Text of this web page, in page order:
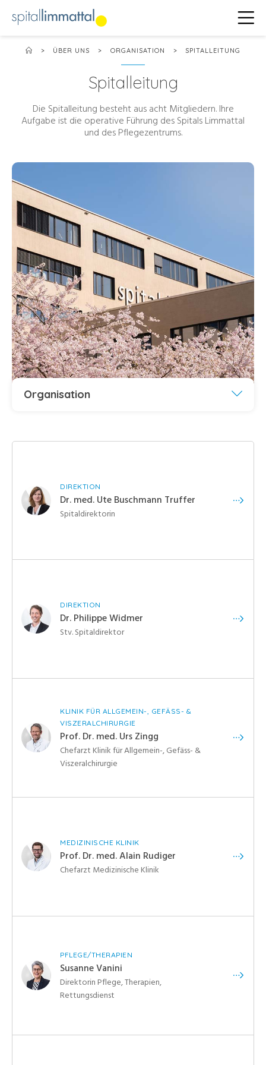
> ÜBER UNS > ORGANISATION > SPITALLEITUNG
Spitalleitung
Die Spitalleitung besteht aus acht Mitgliedern. Ihre
Aufgabe ist die operative Führung des Spitals Limmattal
und des Pflegezentrums.
Organisation
DIREKTION
Dr. med. Ute Buschmann Truffer
Spitaldirektorin
DIREKTION
Dr. Philippe Widmer
Stv. Spitaldirektor
KLINIK FÜR ALLGEMEIN-, GEFÄSS- &
VISZERALCHIRURGIE
Prof. Dr. med. Urs Zingg
Chefarzt Klinik für Allgemein-, Gefäss- &
Viszeralchirurgie
MEDIZINISCHE KLINIK
Prof. Dr. med. Alain Rudiger
Chefarzt Medizinische Klinik
PFLEGE/THERAPIEN
Susanne Vanini
Direktorin Pflege, Therapien,
Rettungsdienst